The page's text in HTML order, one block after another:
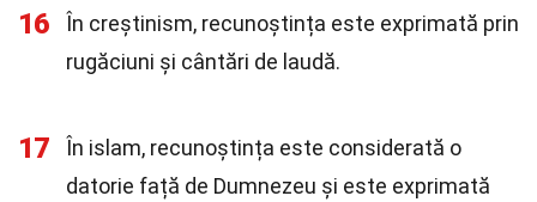
16
În creștinism, recunoștința este exprimată prin
rugăciuni și cântări de laudă.
17
În islam, recunoștința este considerată o
datorie față de Dumnezeu și este exprimată